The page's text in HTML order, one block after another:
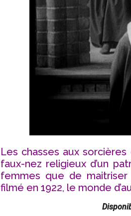
Les chasses aux
faux-nez religieux d’un
femmes que de
filmé en 1922, le monde